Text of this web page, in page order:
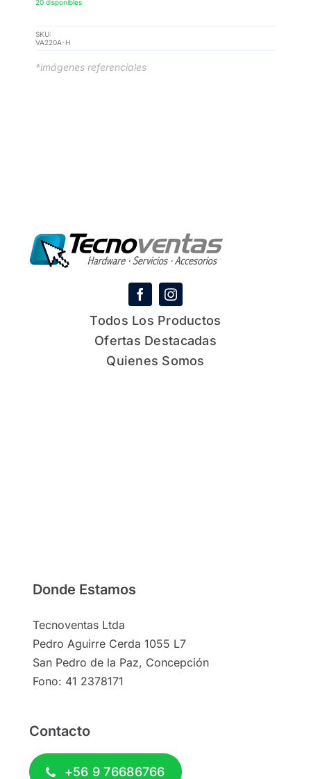
20 disponibles
SKU:
VA220A-H
*imágenes referenciales
Todos Los Productos
Ofertas Destacadas
Quienes Somos
Donde Estamos
Tecnoventas Ltda
Pedro Aguirre Cerda 1055 L7
San Pedro de la Paz, Concepción
Fono: 41 2378171
Contacto
+56 9 76686766